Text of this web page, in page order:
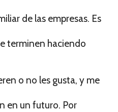
de las empresas. Es
terminen haciendo
o no les gusta, y me
en un futuro. Por